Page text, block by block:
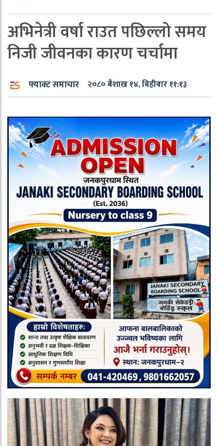
अभिनेत्री वर्षा राउत पछिल्लो समय
निजी जीवनका कारण चर्चामा
फ्याक्ट समाचार २०८० बैशाख १४, बिहीबार ११:१३